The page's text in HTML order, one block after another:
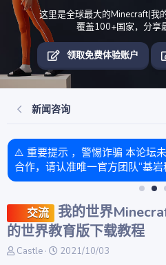
这里是全球最大的Minecraft(我
覆盖100+国家，分享
领取免费体验账户
新闻咨询
⚠️ 重要提示 ，警惕诈骗 本论坛
合作，请认准唯一官方团队“基
交流
我的世界
的世界教育版下载教程
主
Castle
开
2021/10/03